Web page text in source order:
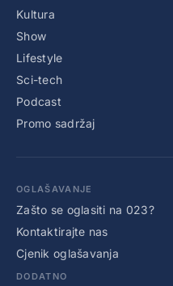
Kultura
Show
Lifestyle
Sci-tech
Podcast
Promo sadržaj
OGLAŠAVANJE
Zašto se oglasiti na 023?
Kontaktirajte nas
Cjenik oglašavanja
DODATNO